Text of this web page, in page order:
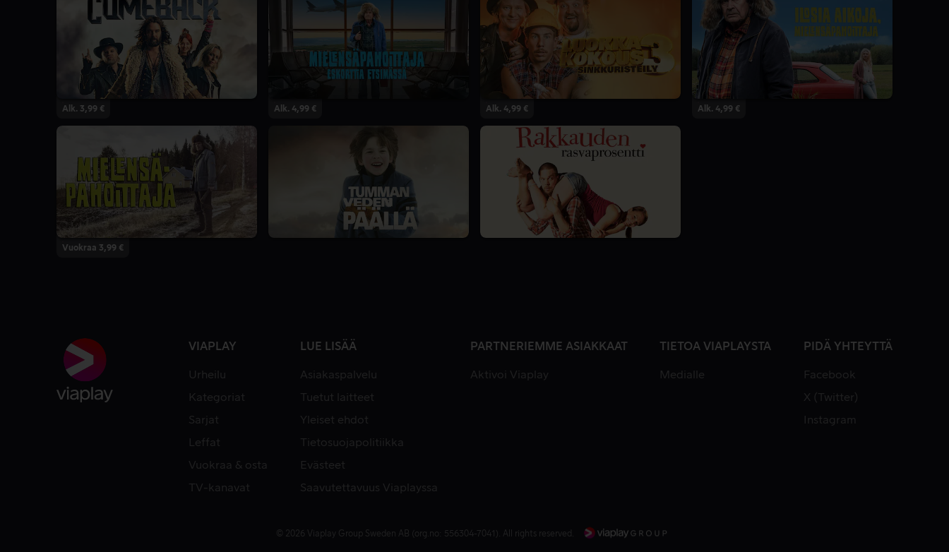
Alk. 3,99 € Alk. 4,99 € Alk. 4,99 € Alk. 4,99 €
Vuokraa 3,99 €
VIAPLAY
Urheilu
Kategoriat
Sarjat
Leffat
Vuokraa & osta
TV-kanavat
LUE LISÄÄ
Asiakaspalvelu
Tuetut laitteet
Yleiset ehdot
Tietosuojapolitiikka
Evästeet
Saavutettavuus Viaplayssa
PARTNERIEMME ASIAKKAAT
Aktivoi Viaplay
TIETOA VIAPLAYSTA
Medialle
PIDÄ YHTEYTTÄ
Facebook
X (Twitter)
Instagram
© 2026 Viaplay Group Sweden AB (org.no: 556304-7041). All rights reserved.